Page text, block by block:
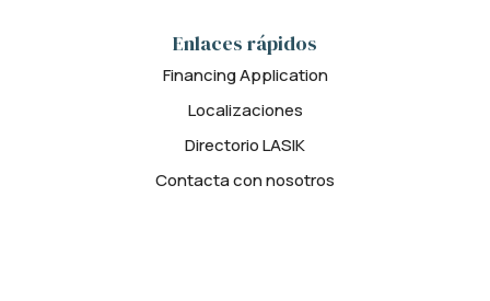
Enlaces rápidos
Financing Application
Localizaciones
Directorio LASIK
Contacta con nosotros